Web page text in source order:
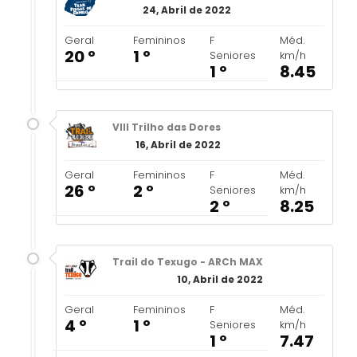
24, Abril de 2022
Geral
20 º
Femininos
1 º
F
Seniores
1 º
Méd.
km/h
8.45
VIII Trilho das Dores
16, Abril de 2022
Geral
26 º
Femininos
2 º
F
Seniores
2 º
Méd.
km/h
8.25
Trail do Texugo - ARCh MAX
10, Abril de 2022
Geral
4 º
Femininos
1 º
F
Seniores
1 º
Méd.
km/h
7.47